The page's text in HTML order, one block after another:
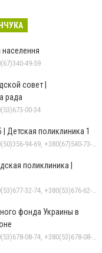
49-59
совет |
рада
00-34
Детская поликлиника 1
+380(53)675-84-19, +380(50)356-94-69, +380(67)540-73-87
поликлиника |
+380(53)677-48-88, +380(53)677-32-74, +380(53)676-62-99, +380536766187
фонда Украины в
+380(53)678-09-05, +380(53)678-08-74, +380(53)678-08-83, +380(53)678-08-41, +380(53)678-08-86